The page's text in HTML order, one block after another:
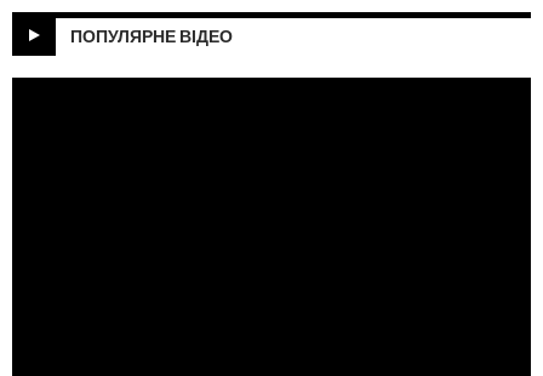
ПОПУЛЯРНЕ ВІДЕО